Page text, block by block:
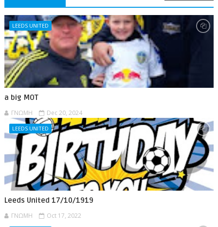
LEEDS UNITED
a big MOT
ΓΝΩΜΗ Dec 20, 2024
LEEDS UNITED
Leeds United 17/10/1919
ΓΝΩΜΗ Oct 17, 2022